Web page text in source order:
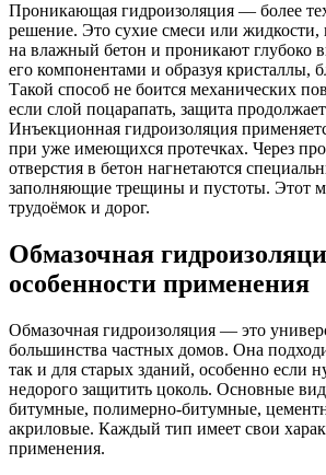
Проникающая гидроизоляция — более
решение. Это сухие смеси или жидкости,
на влажный бетон и проникают глубоко
его компонентами и образуя кристаллы,
Такой способ не боится механических
если слой поцарапать, защита
Инъекционная гидроизоляция
при уже имеющихся протечках. Через
отверстия в бетон нагнетаются
заполняющие трещины и пустоты. Этот
трудоёмок и дорог.
Обмазочная
особенности применения
Обмазочная гидроизоляция — это
большинства частных домов. Она
так и для старых зданий, особенно если
недорого защитить цоколь. Основные
битумные, полимерно-битумные,
акриловые. Каждый тип имеет свои
применения.